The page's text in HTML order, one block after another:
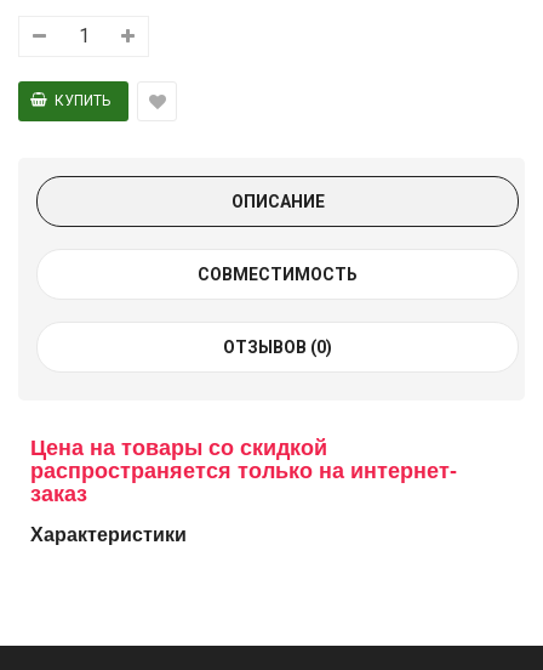
ОПИСАНИЕ
СОВМЕСТИМОСТЬ
ОТЗЫВОВ (0)
Цена на товары со скидкой
распространяется только на интернет-
заказ
Характеристики